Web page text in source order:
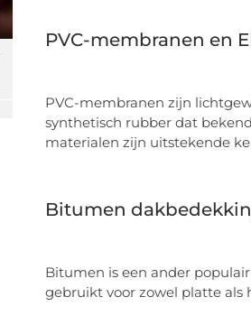
PVC-membranen en
PVC-membranen zijn
synthetisch rubber dat
materialen zijn uitstekende
Bitumen
Bitumen is een ander
gebruikt voor zowel platte als